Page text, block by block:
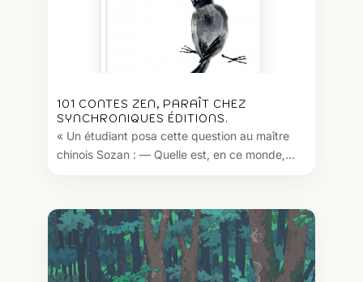
101 CONTES ZEN, PARAÎT CHEZ
SYNCHRONIQUES ÉDITIONS.
« Un étudiant posa cette question au maître
chinois Sozan : — Quelle est, en ce monde,...